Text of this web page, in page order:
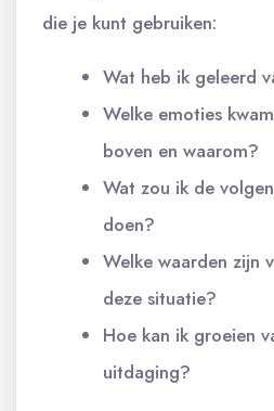
die je kunt gebruiken:
Wat heb ik geleerd
Welke emoties
boven en waarom?
Wat zou ik de
doen?
Welke waarden zijn
deze situatie?
Hoe kan ik groeien
uitdaging?